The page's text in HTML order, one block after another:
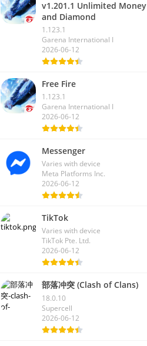
v1.201.1 Unlimited Money
and Diamond
1.123.1
Garena International I
2026-06-12
Free Fire
1.123.1
Garena International I
2026-06-12
Messenger
Varies with device
Meta Platforms Inc.
2026-06-12
TikTok
Varies with device
TikTok Pte. Ltd.
2026-06-12
部落冲突 (Clash of Clans)
18.0.10
Supercell
2026-06-12